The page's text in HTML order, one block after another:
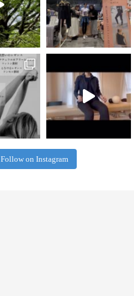
Follow on Instagram